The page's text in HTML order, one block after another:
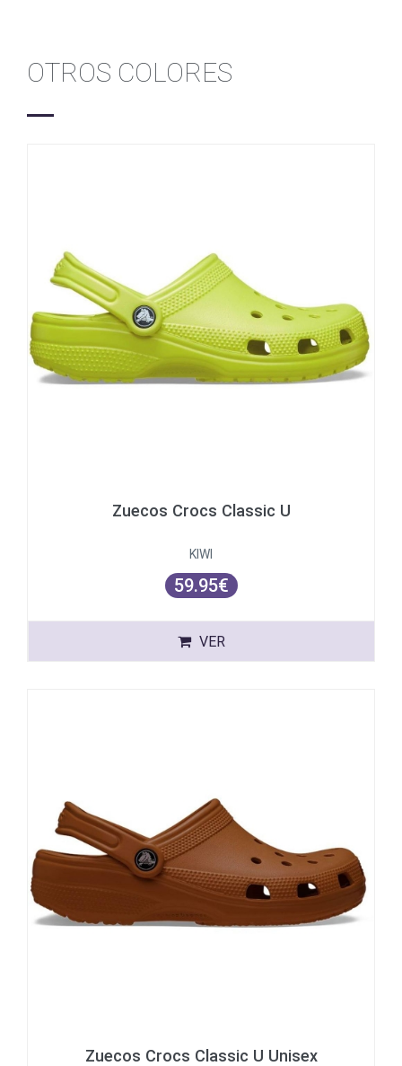
OTROS COLORES
Zuecos Crocs Classic U
KIWI
59.95€
VER
Zuecos Crocs Classic U Unisex